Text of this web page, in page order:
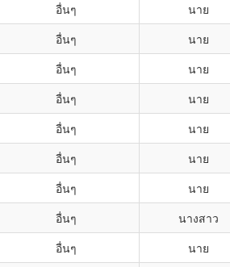
อื่นๆ นาย
อื่นๆ นาย
อื่นๆ นาย
อื่นๆ นาย
อื่นๆ นาย
อื่นๆ นาย
อื่นๆ นาย
อื่นๆ นางสาว
อื่นๆ นาย